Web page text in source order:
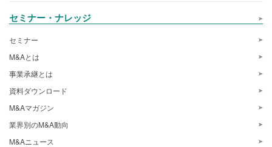
セミナー・ナレッジ
セミナー
M&Aとは
事業承継とは
資料ダウンロード
M&Aマガジン
業界別のM&A動向
M&Aニュース